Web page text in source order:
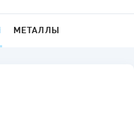
МЕТАЛЛЫ